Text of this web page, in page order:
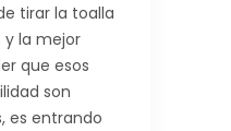
tirar la toalla
y la mejor
que esos
son
es entrando